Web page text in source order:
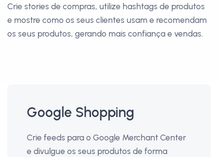
Crie stories de compras, utilize hashtags de produtos
e mostre como os seus clientes usam e recomendam
os seus produtos, gerando mais confiança e vendas.
Google Shopping
Crie feeds para o Google Merchant Center
e divulgue os seus produtos de forma